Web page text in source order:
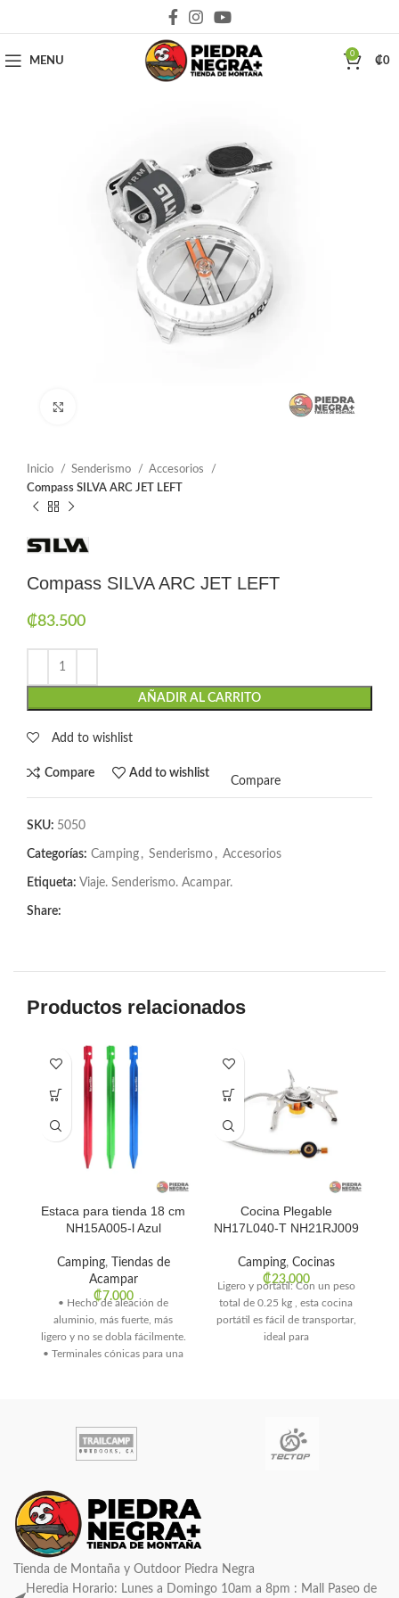
MENU
0
₡0
Inicio Senderismo
Accesorios
Compass SILVA ARC JET LEFT
Compass SILVA ARC JET LEFT
₡83.500
AÑADIR AL CARRITO
Add to wishlist
Compare Add to wishlist
Compare
SKU: 5050
Categorías: Camping , Senderismo , Accesorios
Etiqueta: Viaje. Senderismo. Acampar.
Share:
Productos relacionados
Estaca para tienda 18 cm
NH15A005-l Azul
Camping,
Tiendas de
Acampar
₡7.000
• Hecho de aleación de
aluminio, más fuerte, más
ligero y no se dobla fácilmente.
• Terminales cónicas para una
Cocina Plegable
NH17L040-T NH21RJ009
Camping, Cocinas
₡23.000
Ligero y portátil: Con un peso
total de 0.25 kg , esta cocina
portátil es fácil de transportar,
ideal para
Tienda de Montaña y Outdoor Piedra Negra
Heredia Horario: Lunes a Domingo 10am a 8pm : Mall Paseo de
Deja que la montaña sea parte de tu vida